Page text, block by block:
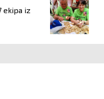
ekipa iz